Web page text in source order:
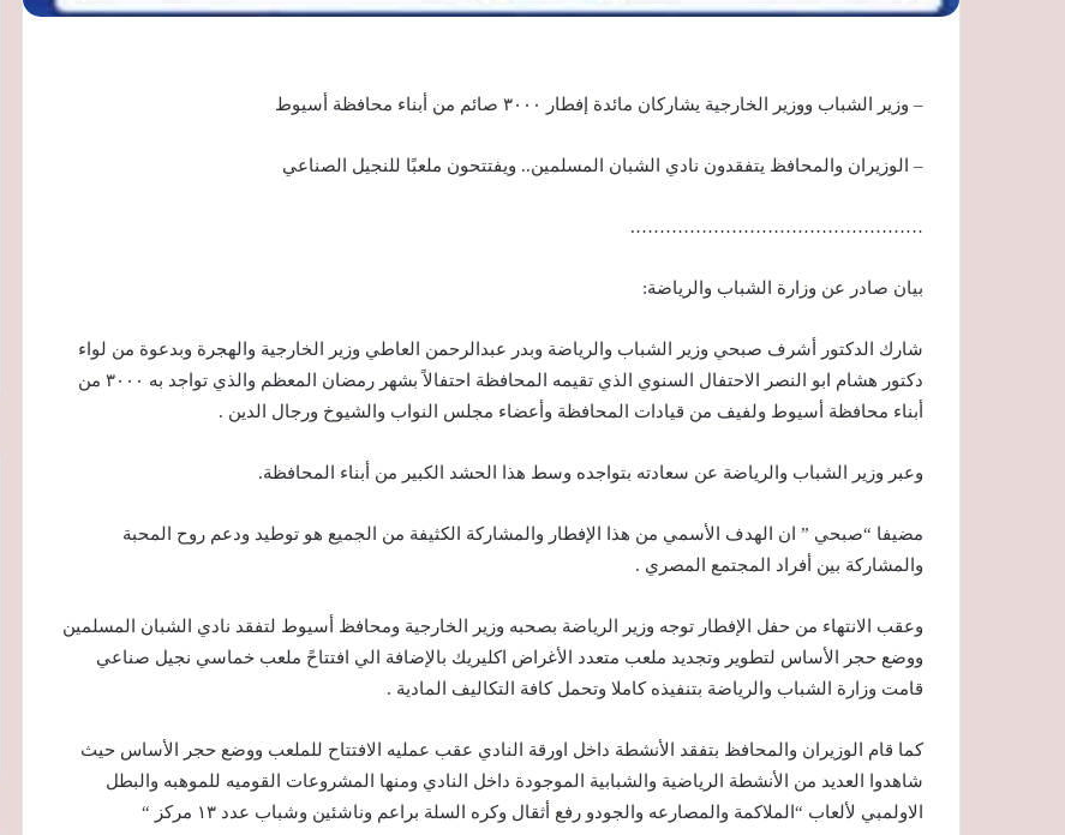
– وزير الشباب ووزير الخارجية يشاركان مائدة إفطار ٣٠٠٠ صائم من أبناء محافظة أسيوط
– الوزيران والمحافظ يتفقدون نادي الشبان المسلمين.. ويفتتحون ملعبًا للنجيل الصناعي
………………………………………….
بيان صادر عن وزارة الشباب والرياضة:
شارك الدكتور أشرف صبحي وزير الشباب والرياضة وبدر عبدالرحمن العاطي وزير الخارجية والهجرة وبدعوة من لواء
دكتور هشام ابو النصر الاحتفال السنوي الذي تقيمه المحافظة احتفالاً بشهر رمضان المعظم والذي تواجد به ٣٠٠٠ من
أبناء محافظة أسيوط ولفيف من قيادات المحافظة وأعضاء مجلس النواب والشيوخ ورجال الدين .
وعبر وزير الشباب والرياضة عن سعادته بتواجده وسط هذا الحشد الكبير من أبناء المحافظة.
مضيفا “صبحي ” ان الهدف الأسمي من هذا الإفطار والمشاركة الكثيفة من الجميع هو توطيد ودعم روح المحبة
والمشاركة بين أفراد المجتمع المصري .
وعقب الانتهاء من حفل الإفطار توجه وزير الرياضة بصحبه وزير الخارجية ومحافظ أسيوط لتفقد نادي الشبان المسلمين
ووضع حجر الأساس لتطوير وتجديد ملعب متعدد الأغراض اكليريك بالإضافة الي افتتاحً ملعب خماسي نجيل صناعي
قامت وزارة الشباب والرياضة بتنفيذه كاملا وتحمل كافة التكاليف المادية .
كما قام الوزيران والمحافظ بتفقد الأنشطة داخل اورقة النادي عقب عمليه الافتتاح للملعب ووضع حجر الأساس حيث
شاهدوا العديد من الأنشطة الرياضية والشبابية الموجودة داخل النادي ومنها المشروعات القوميه للموهبه والبطل
الاولمبي لألعاب “الملاكمة والمصارعه والجودو رفع أثقال وكره السلة براعم وناشئين وشباب عدد ١٣ مركز “